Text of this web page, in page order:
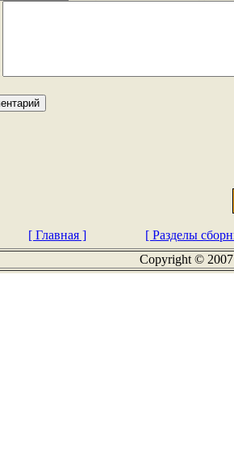
[ Главная ]
[ Разделы
Copyright ©